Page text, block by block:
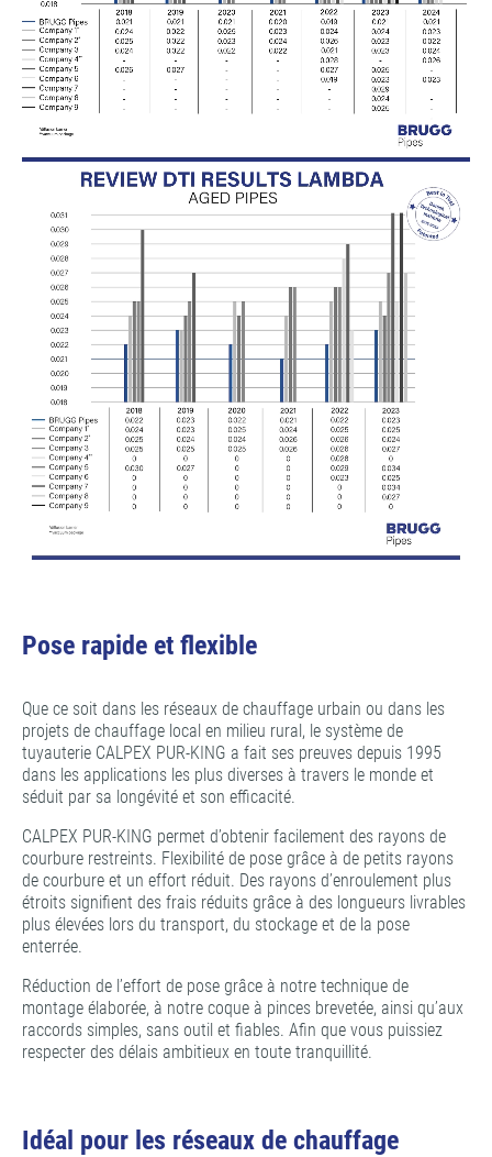
Pose rapide et flexible
Que ce soit dans les réseaux de chauffage urbain ou dans les
projets de chauffage local en milieu rural, le système de
tuyauterie CALPEX PUR-KING a fait ses preuves depuis 1995
dans les applications les plus diverses à travers le monde et
séduit par sa longévité et son efficacité.
CALPEX PUR-KING permet d’obtenir facilement des rayons de
courbure restreints. Flexibilité de pose grâce à de petits rayons
de courbure et un effort réduit. Des rayons d’enroulement plus
étroits signifient des frais réduits grâce à des longueurs livrables
plus élevées lors du transport, du stockage et de la pose
enterrée.
Réduction de l’effort de pose grâce à notre technique de
montage élaborée, à notre coque à pinces brevetée, ainsi qu’aux
raccords simples, sans outil et fiables. Afin que vous puissiez
respecter des délais ambitieux en toute tranquillité.
Idéal pour les réseaux de chauffage